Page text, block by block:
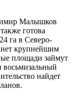
Малышков
готова
га в Северо-
крупнейшим
площади займут
восьмизальный
найдет